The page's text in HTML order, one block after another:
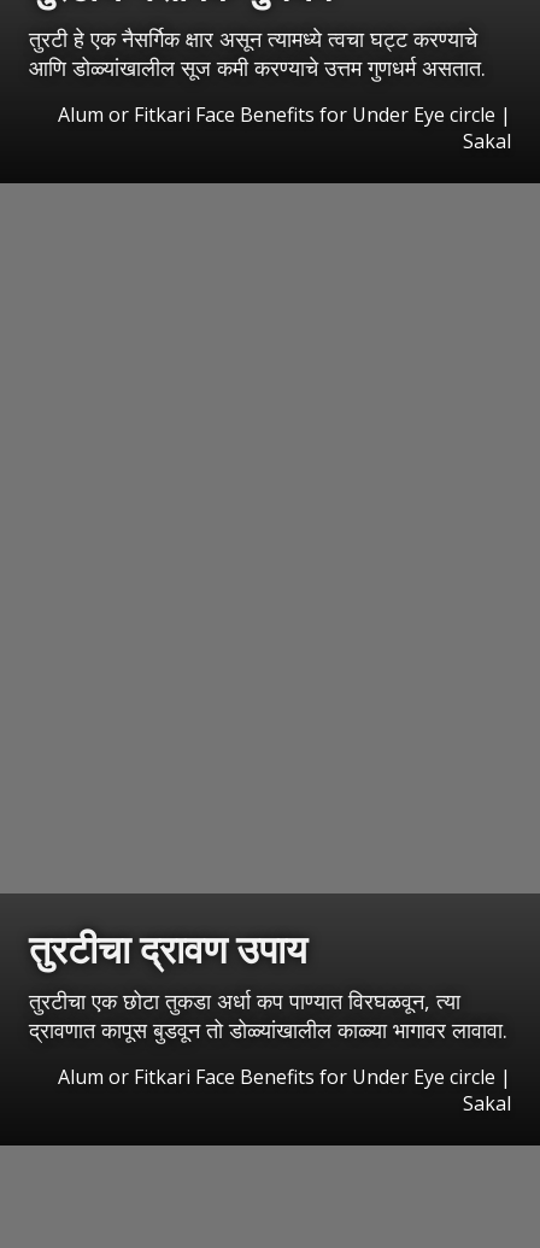
तुरटी हे एक नैसर्गिक क्षार असून त्यामध्ये त्वचा घट्ट करण्याचे
आणि डोळ्यांखालील सूज कमी करण्याचे उत्तम गुणधर्म असतात.
Alum or Fitkari Face Benefits for Under Eye circle |
Sakal
तुरटीचा द्रावण उपाय
तुरटीचा एक छोटा तुकडा अर्धा कप पाण्यात विरघळवून, त्या
द्रावणात कापूस बुडवून तो डोळ्यांखालील काळ्या भागावर लावावा.
Alum or Fitkari Face Benefits for Under Eye circle |
Sakal